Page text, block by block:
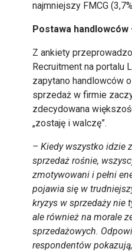
najmniejszy FMCG
Postawa handlowców
Z ankiety
Recruitment na portalu
zapytano handlowców
sprzedaż w firmie
zdecydowana
„zostaję i walczę”.
– Kiedy wszystko idzie
sprzedaż rośnie,
zmotywowani i pełni
pojawia się w
kryzys w sprzedaży nie
ale również na morale
sprzedażowych.
respondentów